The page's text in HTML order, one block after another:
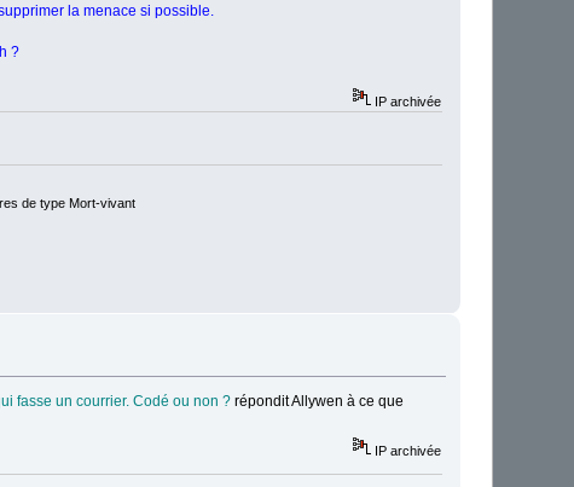
la menace si possible.
?
IP archivée
de type Mort-vivant
fasse un courrier. Codé ou non ?répondit Allywen à ce que
IP archivée